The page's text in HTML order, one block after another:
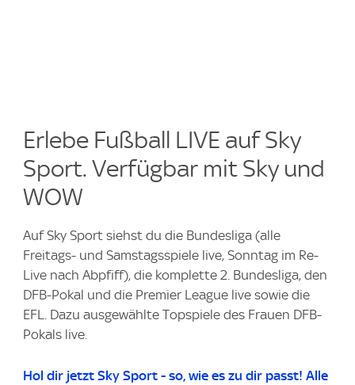
Erlebe Fußball LIVE auf Sky
Sport. Verfügbar mit Sky und
WOW
Auf Sky Sport siehst du die Bundesliga (alle
Freitags- und Samstagsspiele live, Sonntag im Re-
Live nach Abpfiff), die komplette 2. Bundesliga, den
DFB-Pokal und die Premier League live sowie die
EFL. Dazu ausgewählte Topspiele des Frauen DFB-
Pokals live.
Hol dir jetzt Sky Sport - so, wie es zu dir passt! Alle